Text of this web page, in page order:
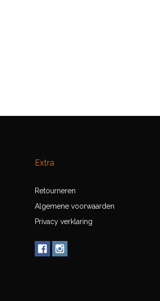
Extra
Retourneren
Algemene voorwaarden
Privacy verklaring